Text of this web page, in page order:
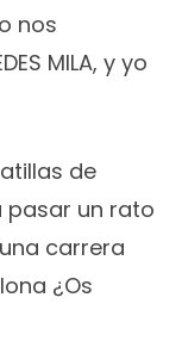
nos
MILA, y yo
de
pasar un rato
carrera
¿Os